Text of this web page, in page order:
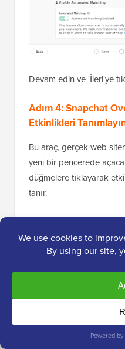
Devam edin ve 'İleri'ye
Adım 4: Snapchat
Etkinlikleri
Bu araç, gerçek web
yeni bir pencerede
düğmelere tıklayarak
tanır.
düğmesine tıklayın.
tıklamasını "Sepete
Not:Bu görsel
tıklamalarını